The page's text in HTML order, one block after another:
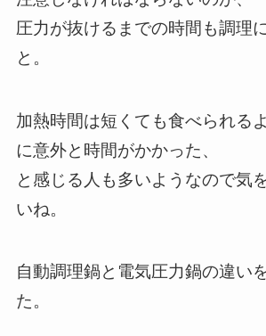
圧力が抜けるまでの時間も調理
と。
加熱時間は短くても食べられる
に意外と時間がかかった、
と感じる人も多いようなので気
いね。
自動調理鍋と電気圧力鍋の違い
た。